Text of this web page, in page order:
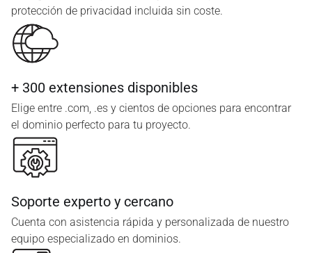
protección de privacidad incluida sin coste.
+ 300 extensiones disponibles
Elige entre .com, .es y cientos de opciones para encontrar
el dominio perfecto para tu proyecto.
Soporte experto y cercano
Cuenta con asistencia rápida y personalizada de nuestro
equipo especializado en dominios.